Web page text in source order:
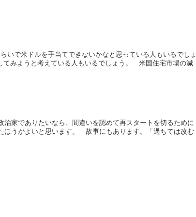
いで米ドルを手当てできないかなと思っている人もいるでしょ
てみようと考えている人もいるでしょう。 米国住宅市場の減
家でありたいなら、間違いを認めて再スタートを切るために
ほうがよいと思います。 故事にもあります。「過ちては改む